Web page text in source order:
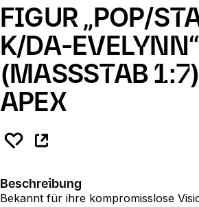
FIGUR „POP/
K/DA-EVELYNN“
(MASSSTAB 1:7)
PEX
Beschreibung
Bekannt für ihre kompromisslose